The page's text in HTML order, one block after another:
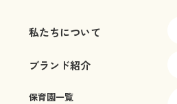
私たちについて
ブランド紹介
保育園一覧